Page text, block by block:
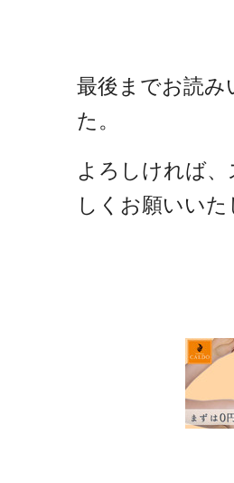
最後までお読
た。
よろしければ
しくお願いいた